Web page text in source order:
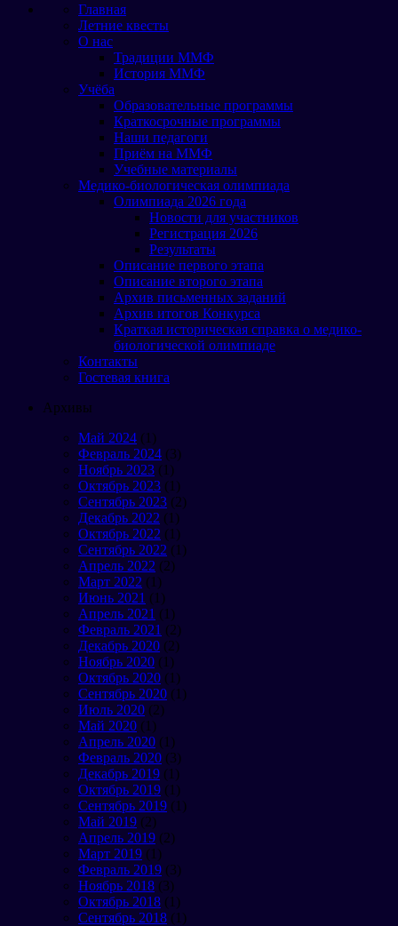
Главная
Летние квесты
О нас
Традиции ММФ
История ММФ
Учёба
Образовательные программы
Краткосрочные программы
Наши педагоги
Приём на ММФ
Учебные материалы
Медико-биологическая олимпиада
Олимпиада 2026 года
Новости для участников
Регистрация 2026
Результаты
Описание первого этапа
Описание второго этапа
Архив письменных заданий
Архив итогов Конкурса
Краткая историческая справка о медико-
биологической олимпиаде
Контакты
Гостевая книга
Архивы
Май 2024 (1)
Февраль 2024 (3)
Ноябрь 2023 (1)
Октябрь 2023 (1)
Сентябрь 2023 (2)
Декабрь 2022 (1)
Октябрь 2022 (1)
Сентябрь 2022 (1)
Апрель 2022 (2)
Март 2022 (1)
Июнь 2021 (1)
Апрель 2021 (1)
Февраль 2021 (2)
Декабрь 2020 (2)
Ноябрь 2020 (1)
Октябрь 2020 (1)
Сентябрь 2020 (1)
Июль 2020 (2)
Май 2020 (1)
Апрель 2020 (1)
Февраль 2020 (3)
Декабрь 2019 (1)
Октябрь 2019 (1)
Сентябрь 2019 (1)
Май 2019 (2)
Апрель 2019 (2)
Март 2019 (1)
Февраль 2019 (3)
Ноябрь 2018 (3)
Октябрь 2018 (1)
Сентябрь 2018 (1)